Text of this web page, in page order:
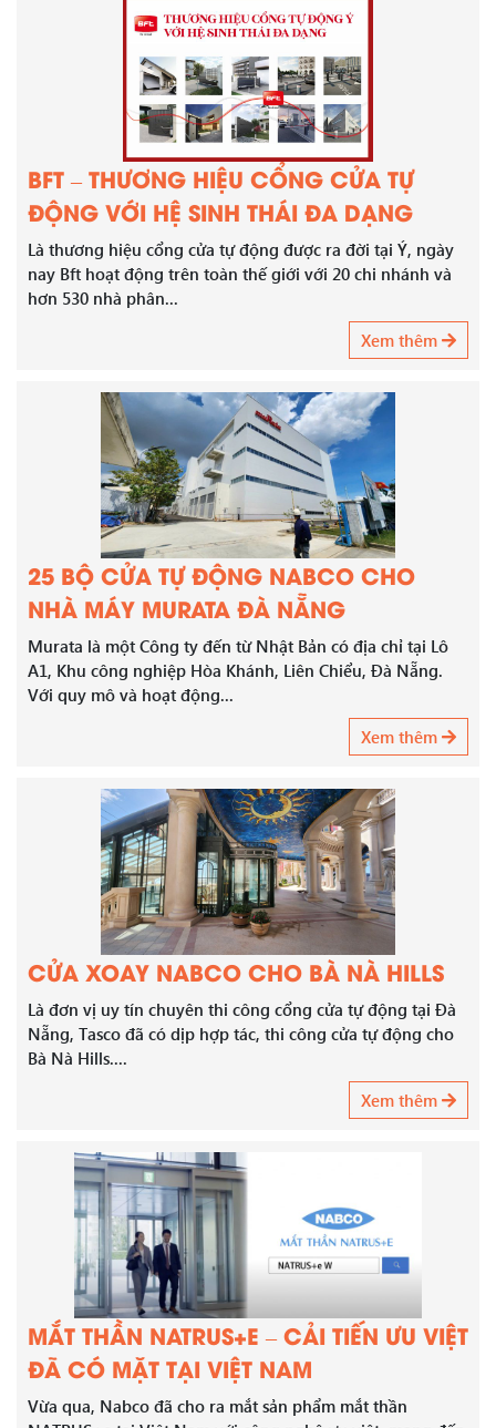
BFT – THƯƠNG HIỆU CỔNG CỬA TỰ
ĐỘNG VỚI HỆ SINH THÁI ĐA DẠNG
Là thương hiệu cổng cửa tự động được ra đời tại Ý, ngày
nay Bft hoạt động trên toàn thế giới với 20 chi nhánh và
hơn 530 nhà phân...
Xem thêm
25 BỘ CỬA TỰ ĐỘNG NABCO CHO
NHÀ MÁY MURATA ĐÀ NẴNG
Murata là một Công ty đến từ Nhật Bản có địa chỉ tại Lô
A1, Khu công nghiệp Hòa Khánh, Liên Chiểu, Đà Nẵng.
Với quy mô và hoạt động...
Xem thêm
CỬA XOAY NABCO CHO BÀ NÀ HILLS
Là đơn vị uy tín chuyên thi công cổng cửa tự động tại Đà
Nẵng, Tasco đã có dịp hợp tác, thi công cửa tự động cho
Bà Nà Hills....
Xem thêm
MẮT THẦN NATRUS+E – CẢI TIẾN ƯU VIỆT
ĐÃ CÓ MẶT TẠI VIỆT NAM
Vừa qua, Nabco đã cho ra mắt sản phẩm mắt thần